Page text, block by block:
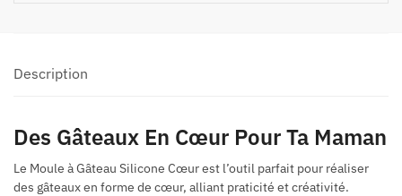
Description
Des Gâteaux En Cœur Pour Ta Maman
Le Moule à Gâteau Silicone Cœur est l’outil parfait pour réaliser
des gâteaux en forme de cœur, alliant praticité et créativité.